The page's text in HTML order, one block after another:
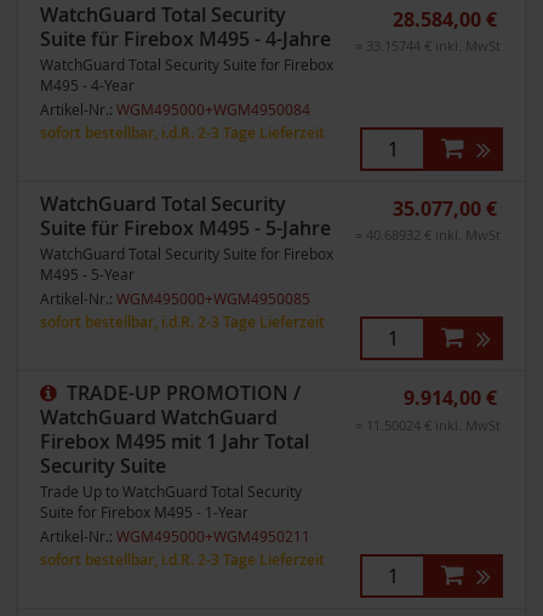
WatchGuard Total Security
Suite für Firebox M495 - 4-Jahre
WatchGuard Total Security Suite for Firebox
M495 - 4-Year
Artikel-Nr.: WGM495000+WGM4950084
sofort bestellbar, i.d.R. 2-3 Tage Lieferzeit
28.584,00 €
= 33.15744 € inkl. MwSt
WatchGuard Total Security
Suite für Firebox M495 - 5-Jahre
WatchGuard Total Security Suite for Firebox
M495 - 5-Year
Artikel-Nr.: WGM495000+WGM4950085
sofort bestellbar, i.d.R. 2-3 Tage Lieferzeit
35.077,00 €
= 40.68932 € inkl. MwSt
TRADE-UP PROMOTION /
WatchGuard WatchGuard
Firebox M495 mit 1 Jahr Total
Security Suite
Trade Up to WatchGuard Total Security
Suite for Firebox M495 - 1-Year
Artikel-Nr.: WGM495000+WGM4950211
sofort bestellbar, i.d.R. 2-3 Tage Lieferzeit
9.914,00 €
= 11.50024 € inkl. MwSt